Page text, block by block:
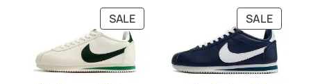
era:
€108.30.
es:
€65.53.
era:
€108.30.
es:
€65.53.
SALEPRODUCT
ON
SALE
SALE
ON
SALE